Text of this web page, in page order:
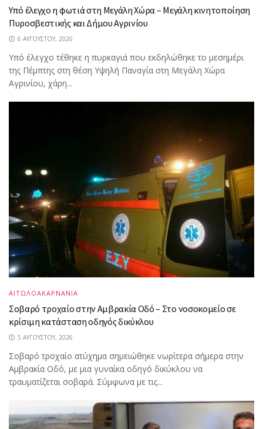
Υπό έλεγχο η φωτιά στη Μεγάλη Χώρα – Μεγάλη κινητοποίηση
Πυροσβεστικής και Δήμου Αγρινίου
6 ΑΥΓΟΎΣΤΟΥ, 2026
Υπό έλεγχο τέθηκε η πυρκαγιά που εκδηλώθηκε το μεσημέρι
της Πέμπτης στη θέση Υψηλή Παναγία στη Μεγάλη Χώρα
Αγρινίου, χάρη...
ΑΙΤΩΛΟΑΚΑΡΝΑΝΙΑ
Σοβαρό τροχαίο στην Αμβρακία Οδό – Στο νοσοκομείο σε
κρίσιμη κατάσταση οδηγός δικύκλου
5 ΑΥΓΟΎΣΤΟΥ, 2026
Σοβαρό τροχαίο ατύχημα σημειώθηκε νωρίτερα σήμερα στην
Αμβρακία Οδό, με μια γυναίκα οδηγό δικύκλου να
τραυματίζεται σοβαρά. Σύμφωνα με τις...